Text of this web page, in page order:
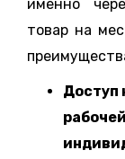
именно
товар на
Доступ